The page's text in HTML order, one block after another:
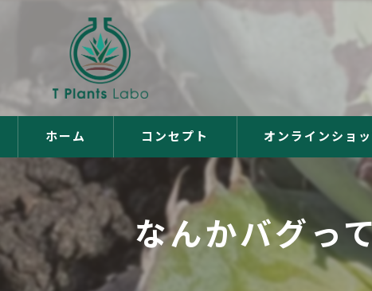
ホーム コンセプト オンラインショ
なんかバグっ